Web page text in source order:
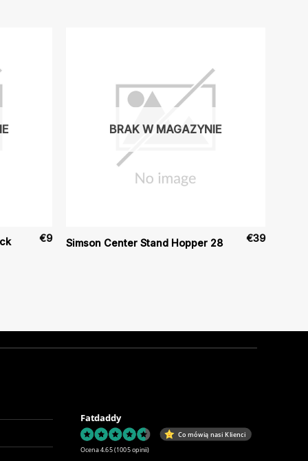
€9
BRAK W MAGAZYNIE
Simson Center Stand Hopper 28 €39
Fatdaddy
Co mówią nasi Klienci
Ocena 4.65 (1005 opinii)